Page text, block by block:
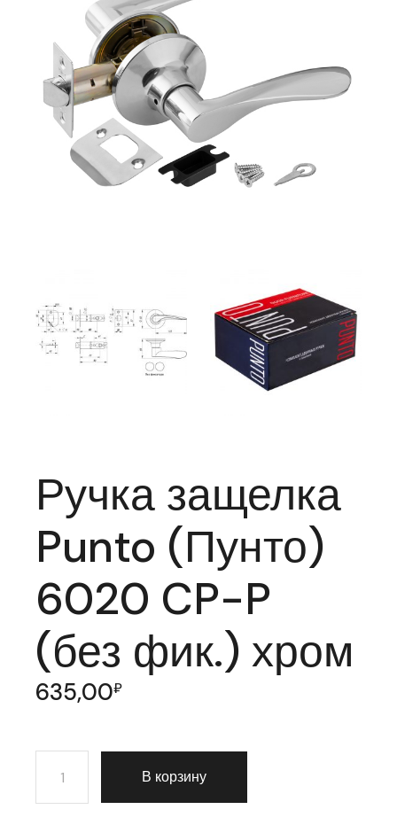
Ручка защелка
Punto (Пунто)
6020 CP-P
(без фик.) хром
635,00₽
Количество товара Ручка защелка Punto (Пунто)
В корзину